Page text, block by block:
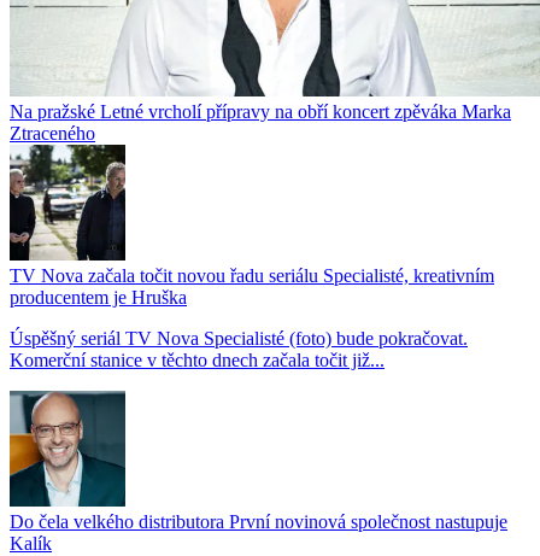
Na pražské Letné vrcholí přípravy na obří koncert zpěváka Marka
Ztraceného
TV Nova začala točit novou řadu seriálu Specialisté, kreativním
producentem je Hruška
Úspěšný seriál TV Nova Specialisté (foto) bude pokračovat.
Komerční stanice v těchto dnech začala točit již...
Do čela velkého distributora První novinová společnost nastupuje
Kalík